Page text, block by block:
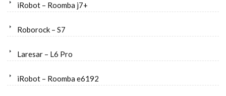
iRobot – Roomba j7+
Roborock – S7
Laresar – L6 Pro
iRobot – Roomba e6192